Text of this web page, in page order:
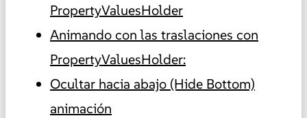
PropertyValuesHolder
Animando con las traslaciones con
PropertyValuesHolder:
Ocultar hacia abajo (Hide Bottom)
animación